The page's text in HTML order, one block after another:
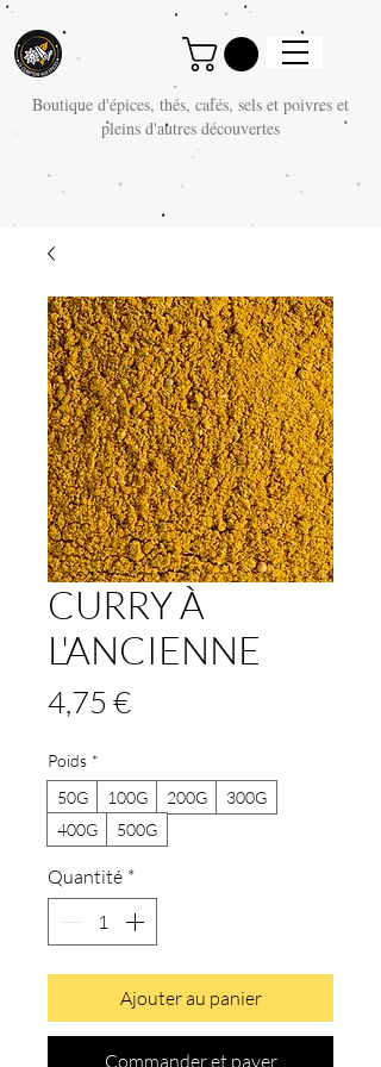
Boutique d'épices, thés, cafés, sels et poivres et
pleins d'autres découvertes
CURRY À
L'ANCIENNE
4,75 €Prix
Poids *
50G
100G 200G
300G
400G
500G
Quantité *
Ajouter au panier
Commander et payer